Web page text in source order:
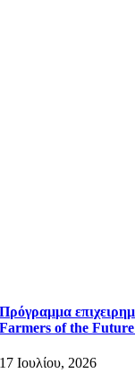
Πρόγραμμα
Farmers of the Future
17 Ιουλίου, 2026